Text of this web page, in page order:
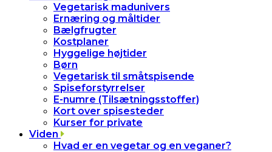
Vegetarisk madunivers
Ernæring og måltider
Bælgfrugter
Kostplaner
Hyggelige højtider
Børn
Vegetarisk til småtspisende
Spiseforstyrrelser
E-numre (Tilsætningsstoffer)
Kort over spisesteder
Kurser for private
Viden
Hvad er en vegetar og en veganer?